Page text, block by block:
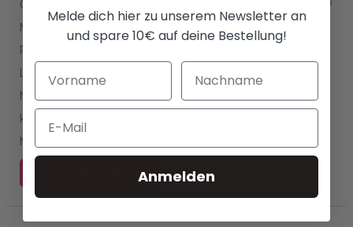
Color LaserJet Pro MFP M280nw / Color LaserJet Pro MFP
M281 / Color LaserJet Pro MFP M281 FDN / Color LaserJet
Pro MFP M281 FDW; Canon i-SENSYS/ Color imageCLASS
LBP621/622/623/640, MF 640/641/642/643/644/645.
Mit diesem Ghost Toner erhältst Du ca. 1300 Seiten
kantenscharfe und deckende Ausdrucke in Neon
Magenta.
IN DEN WARENKORB
Melde dich hier zu unserem Newsletter an
und spare 10€ auf deine Bestellung!
Email
Anmelden